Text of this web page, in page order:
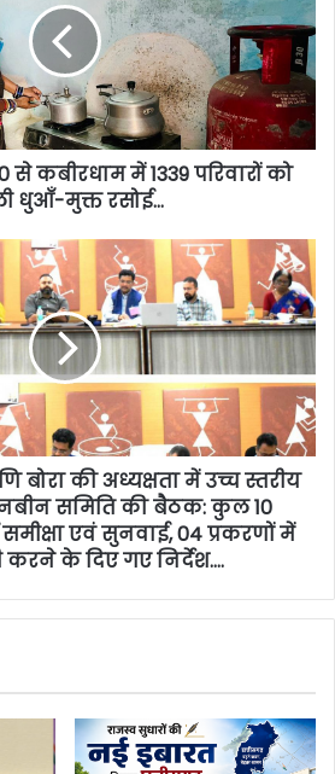
से कबीरधाम में 1339 परिवारों को
धुआँ-मुक्त रसोई…
बोरा की अध्यक्षता में उच्च स्तरीय
समिति की बैठक: कुल 10
एवं सुनवाई, 04 प्रकरणों में
के दिए गए निर्देश….